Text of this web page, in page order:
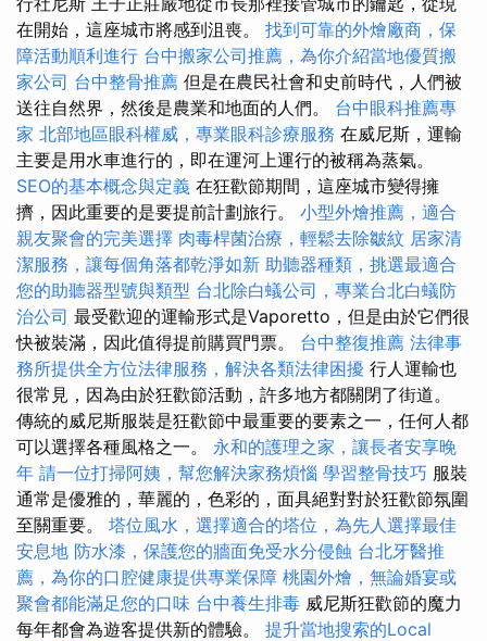
在開始，這座城市將感到沮喪。 找到可靠的外燴廠商，保
障活動順利進行 台中搬家公司推薦，為你介紹當地優質搬
家公司 台中整骨推薦 但是在農民社會和史前時代，人們被
送往自然界，然後是農業和地面的人們。 台中眼科推薦專
家 北部地區眼科權威，專業眼科診療服務 在威尼斯，運輸
主要是用水車進行的，即在運河上運行的被稱為蒸氣。
SEO的基本概念與定義 在狂歡節期間，這座城市變得擁
擠，因此重要的是要提前計劃旅行。 小型外燴推薦，適合
親友聚會的完美選擇 肉毒桿菌治療，輕鬆去除皺紋 居家清
潔服務，讓每個角落都乾淨如新 助聽器種類，挑選最適合
您的助聽器型號與類型 台北除白蟻公司，專業台北白蟻防
治公司 最受歡迎的運輸形式是Vaporetto，但是由於它們很
快被裝滿，因此值得提前購買門票。 台中整復推薦 法律事
務所提供全方位法律服務，解決各類法律困擾 行人運輸也
很常見，因為由於狂歡節活動，許多地方都關閉了街道。
傳統的威尼斯服裝是狂歡節中最重要的要素之一，任何人都
可以選擇各種風格之一。 永和的護理之家，讓長者安享晚
年 請一位打掃阿姨，幫您解決家務煩惱 學習整骨技巧 服裝
通常是優雅的，華麗的，色彩的，面具絕對對於狂歡節氛圍
至關重要。 塔位風水，選擇適合的塔位，為先人選擇最佳
安息地 防水漆，保護您的牆面免受水分侵蝕 台北牙醫推
薦，為你的口腔健康提供專業保障 桃園外燴，無論婚宴或
聚會都能滿足您的口味 台中養生排毒 威尼斯狂歡節的魔力
每年都會為遊客提供新的體驗。 提升當地搜索的Local